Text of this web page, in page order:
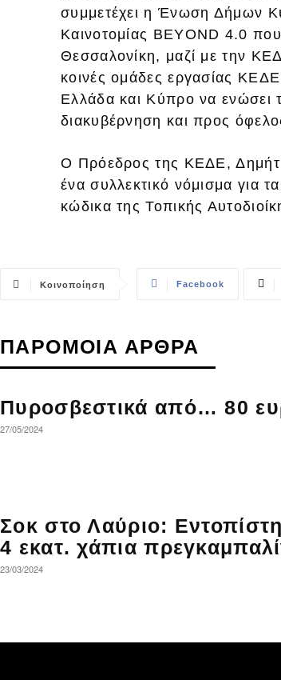
συμμετέχει η Ένωση Δήμων
Καινοτομίας BEYOND 4.0
Θεσσαλονίκη, μαζί με την
κοινές ομάδες εργασίας
Ελλάδα και Κύπρο να ενώσει
διακυβέρνηση και προς
Ο Πρόεδρος της ΚΕΔΕ,
ένα συλλεκτικό νόμισμα για
κώδικα της Τοπικής
Κοινοποίηση Facebook
ΠΑΡΟΜΟΙΑ ΑΡΘΡΑ
Πυροσβεστικά από… 80
27/05/2024
Σοκ στο Λαύριο:
4 εκατ. χάπια
23/03/2024